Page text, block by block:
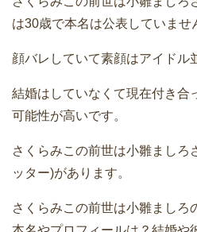
は30歳で本名は公表していませ
顔バレしていて素顔はアイドル
結婚はしていなくて現在付き合
可能性が高いです。
さくらみこの前世は小雛ましろ
ッター)があります。
さくらみこの前世は小雛ましろ